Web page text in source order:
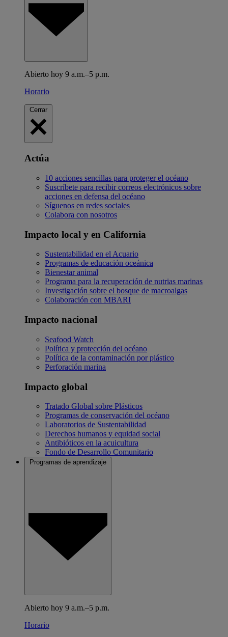
Abierto hoy 9 a.m.–5 p.m.
Horario
Cerrar
Actúa
10 acciones sencillas para proteger el océano
Suscríbete para recibir correos electrónicos sobre
acciones en defensa del océano
Síguenos en redes sociales
Colabora con nosotros
Impacto local y en California
Sustentabilidad en el Acuario
Programas de educación oceánica
Bienestar animal
Programa para la recuperación de nutrias marinas
Investigación sobre el bosque de macroalgas
Colaboración con MBARI
Impacto nacional
Seafood Watch
Política y protección del océano
Política de la contaminación por plástico
Perforación marina
Impacto global
Tratado Global sobre Plásticos
Programas de conservación del océano
Laboratorios de Sustentabilidad
Derechos humanos y equidad social
Antibióticos en la acuicultura
Fondo de Desarrollo Comunitario
Programas de aprendizaje
Abierto hoy 9 a.m.–5 p.m.
Horario